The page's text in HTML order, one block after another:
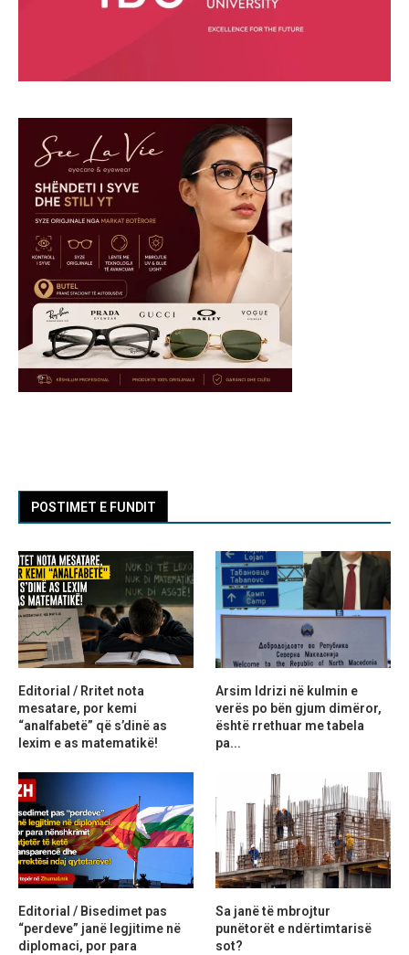
POSTIMET E FUNDIT
Editorial / Rritet nota
mesatare, por kemi
“analfabetë” që s’dinë as
lexim e as matematikë!
Arsim Idrizi në kulmin e
verës po bën gjum dimëror,
është rrethuar me tabela
pa...
Editorial / Bisedimet pas
“perdeve” janë legjitime në
diplomaci, por para
Sa janë të mbrojtur
punëtorët e ndërtimtarisë
sot?